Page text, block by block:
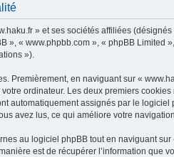
» et ses sociétés affiliées
», « www.phpbb.com », « phpBB Limited
»).
Premièrement, en naviguant sur «
ordinateur. Les deux premiers
automatiquement assignés par le
avez lus, ce qui améliore votre
au logiciel phpBB tout en naviguant
est de récupérer l’information que